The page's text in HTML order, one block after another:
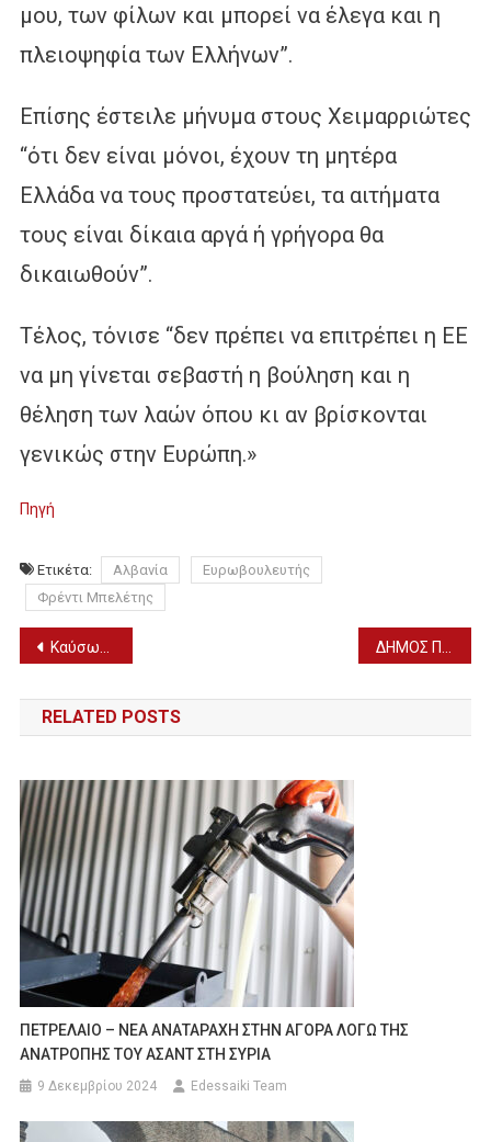
μου, των φίλων και μπορεί να έλεγα και η
πλειοψηφία των Ελλήνων”.
Επίσης έστειλε μήνυμα στους Χειμαρριώτες
“ότι δεν είναι μόνοι, έχουν τη μητέρα
Ελλάδα να τους προστατεύει, τα αιτήματα
τους είναι δίκαια αργά ή γρήγορα θα
δικαιωθούν”.
Τέλος, τόνισε “δεν πρέπει να επιτρέπει η ΕΕ
να μη γίνεται σεβαστή η βούληση και η
θέληση των λαών όπου κι αν βρίσκονται
γενικώς στην Ευρώπη.»
Πηγή
Ετικέτα: Αλβανία
Ευρωβουλευτής
Φρέντι Μπελέτης
Πλοήγηση
άρθρων
Καύσωνας μέχρι την Παρασκευή (19/7)
RELATED POSTS
ΠΕΤΡΕΛΑΙΟ – ΝΕΑ ΑΝΑΤΑΡΑΧΗ ΣΤΗΝ ΑΓΟΡΑ ΛΟΓΩ ΤΗΣ
ΑΝΑΤΡΟΠΗΣ ΤΟΥ ΑΣΑΝΤ ΣΤΗ ΣΥΡΙΑ
9 Δεκεμβρίου 2024 Edessaiki Team